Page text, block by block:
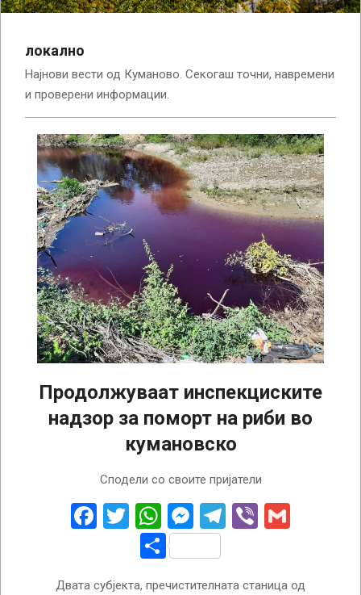
локално
Најнови вести од Куманово. Секогаш точни, навремени
и проверени информации.
Продолжуваат инспекциските
надзор за поморт на риби во
кумановско
Сподели со своите пријатели
Facebook
Twitter
WhatsApp
Messenger
Telegram
Viber
Share
Двата субјекта, пречистителната станица од